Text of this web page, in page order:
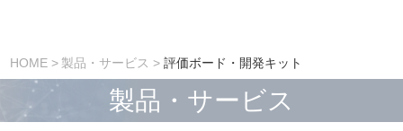
HOME 製品・サービス 評価ボード・開発キット
製品・サービス